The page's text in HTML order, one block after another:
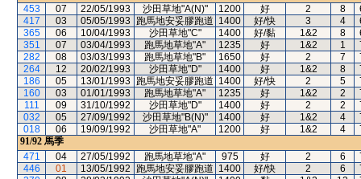
453
07 22/05/1993 沙田草地"A(N)" 1200 好 2 8
417
03 05/05/1993 跑馬地安妥膠跑道 1400 好/快 3 4
365
06 10/04/1993 沙田草地"C" 1400 好/黏 1&2 8
351
07 03/04/1993 跑馬地草地"A" 1235 好 1&2 1
282
08 03/03/1993 跑馬地草地"B" 1650 好 2 7
264
12 20/02/1993 沙田草地"D" 1400 好 1&2 8
186
05 13/01/1993 跑馬地安妥膠跑道 1400 好/快 2 5
160
03 01/01/1993 跑馬地草地"A" 1235 好 1&2 2
111
09 31/10/1992 沙田草地"D" 1400 好 2 2
032
05 27/09/1992 沙田草地"B(N)" 1400 好 1&2 4
018
06 19/09/1992 沙田草地"A" 1200 好 1&2 4
91/92 馬季
471
04 27/05/1992 跑馬地草地"A" 975 好 2 6
446
01 13/05/1992 跑馬地安妥膠跑道 1400 好/快 2 6